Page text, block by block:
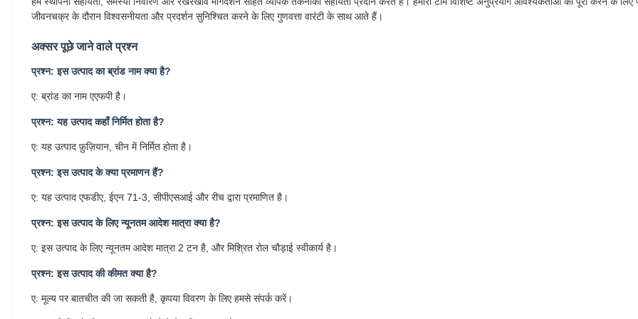
जीवनचक्र के दौरान विश्वसनीयता और प्रदर्शन सुनिश्चित करने के लिए गुणवत्ता वारंटी के साथ आते हैं।
अक्सर पूछे जाने वाले प्रश्न
प्रश्न: इस उत्पाद का ब्रांड नाम क्या है?
ए: ब्रांड का नाम एएफपी है।
प्रश्न: यह उत्पाद कहाँ निर्मित होता है?
ए: यह उत्पाद फ़ुज़ियान, चीन में निर्मित होता है।
प्रश्न: इस उत्पाद के क्या प्रमाणन हैं?
ए: यह उत्पाद एफडीए, ईएन 71-3, सीपीएसआई और रीच द्वारा प्रमाणित है।
प्रश्न: इस उत्पाद के लिए न्यूनतम आदेश मात्रा क्या है?
ए: इस उत्पाद के लिए न्यूनतम आदेश मात्रा 2 टन है, और मिश्रित रोल चौड़ाई स्वीकार्य है।
प्रश्न: इस उत्पाद की कीमत क्या है?
ए: मूल्य पर बातचीत की जा सकती है, कृपया विवरण के लिए हमसे संपर्क करें।